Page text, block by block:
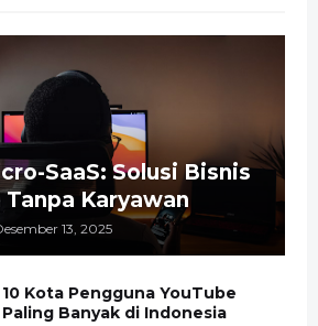
SaaS: Solusi Bisnis
Tanpa Karyawan
13, 2025
10 Kota Pengguna YouTube
Paling Banyak di Indonesia